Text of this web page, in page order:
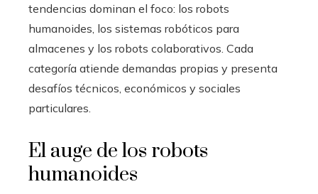
tendencias dominan el foco: los robots
humanoides, los sistemas robóticos para
almacenes y los robots colaborativos. Cada
categoría atiende demandas propias y presenta
desafíos técnicos, económicos y sociales
particulares.
El auge de los robots
humanoides